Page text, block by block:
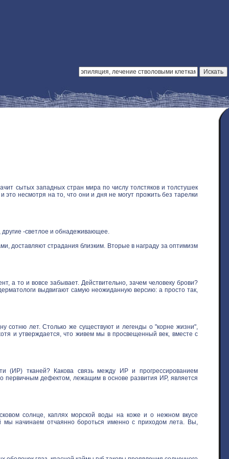
сытых западных стран мира по числу толстяков и толстушек
это несмотря на то, что они и дня не могут прожить без тарелки
другие -светлое и обнадеживающее.
доставляют страдания близким. Вторые в награду за оптимизм
а то и вовсе забывает. Действительно, зачем человеку брови?
выдвигают самую неожиданную версию: а просто так,
сотню лет. Столько же существуют и легенды о "корне жизни",
и утверждается, что живем мы в просвещенный век, вместе с
(ИР) тканей? Какова связь между ИР и прогрессированием
первичным дефектом, лежащим в основе развития ИР, является
солнце, каплях морской воды на коже и о нежном вкусе
мы начинаем отчаянно бороться именно с приходом лета. Вы,